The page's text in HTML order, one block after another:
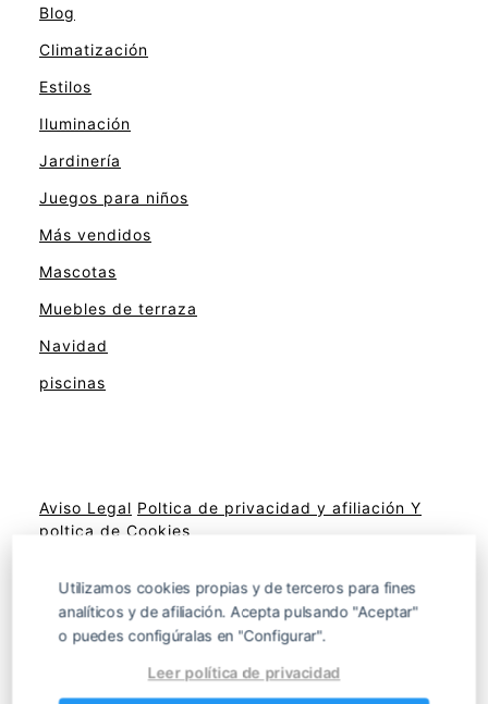
Blog
Climatización
Estilos
Iluminación
Jardinería
Juegos para niños
Más vendidos
Mascotas
Muebles de terraza
Navidad
piscinas
Aviso Legal Poltica de privacidad y afiliación Y
poltica de Cookies
Sitemap
Utilizamos cookies propias y de terceros para fines
analíticos y de afiliación. Acepta pulsando "Aceptar"
o puedes configúralas en "Configurar".
Leer política de privacidad